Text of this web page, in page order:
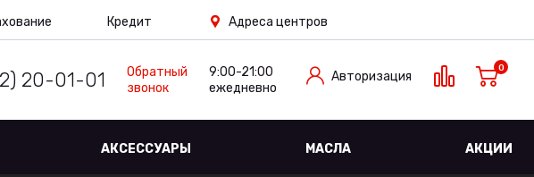
Кредит Адреса центров
20-01-01
Обратный
звонок
9:00-21:00
ежедневно
Авторизация
0
АКСЕССУАРЫ МАСЛА АКЦИИ